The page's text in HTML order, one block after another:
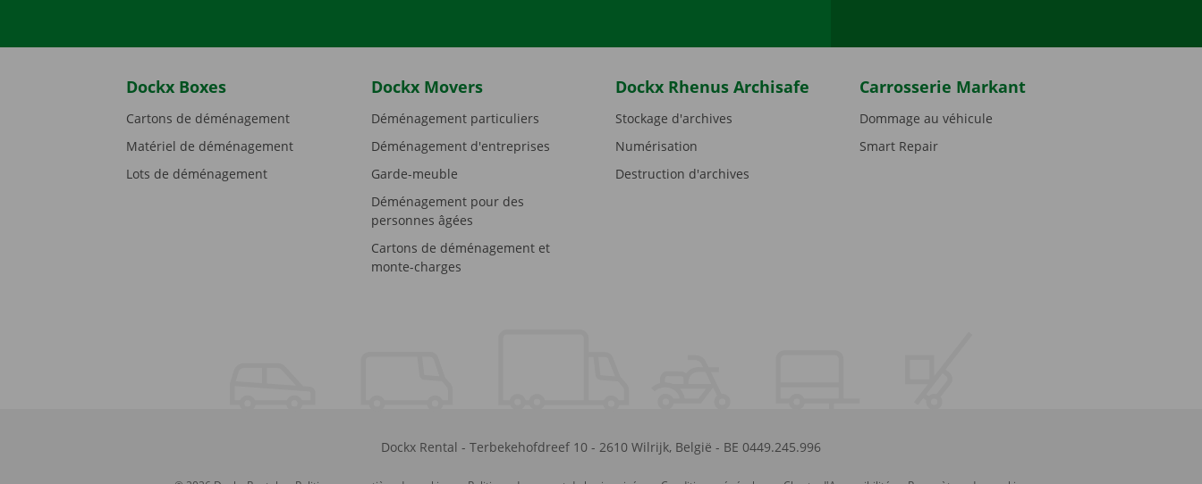
Dockx Boxes
Cartons de déménagement
Matériel de déménagement
Lots de déménagement
Dockx Movers
Déménagement particuliers
Déménagement d'entreprises
Garde-meuble
Déménagement pour des
personnes âgées
Cartons de déménagement et
monte-charges
Dockx Rhenus Archisafe
Stockage d'archives
Numérisation
Destruction d'archives
Carrosserie Markant
Dommage au véhicule
Smart Repair
Dockx Rental - Terbekehofdreef 10- 2610 Wilrijk, België - BE 0449.245.996